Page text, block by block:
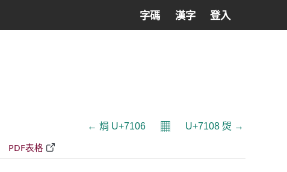
字碼 漢字 登入
← 焆 U+7106 𝄜 U+7108 焈 →
PDF表格